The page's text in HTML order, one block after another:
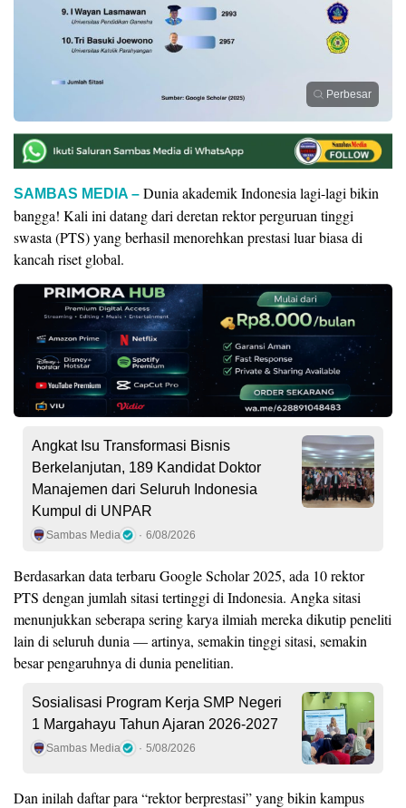
Perbesar
SAMBAS MEDIA – Dunia akademik Indonesia lagi-lagi bikin
bangga! Kali ini datang dari deretan rektor perguruan tinggi
swasta (PTS) yang berhasil menorehkan prestasi luar biasa di
kancah riset global.
Angkat Isu Transformasi Bisnis
Berkelanjutan, 189 Kandidat Doktor
Manajemen dari Seluruh Indonesia
Kumpul di UNPAR
Sambas Media 6/08/2026
Berdasarkan data terbaru Google Scholar 2025, ada 10 rektor
PTS dengan jumlah sitasi tertinggi di Indonesia. Angka sitasi
menunjukkan seberapa sering karya ilmiah mereka dikutip peneliti
lain di seluruh dunia — artinya, semakin tinggi sitasi, semakin
besar pengaruhnya di dunia penelitian.
Sosialisasi Program Kerja SMP Negeri
1 Margahayu Tahun Ajaran 2026-2027
Sambas Media 5/08/2026
Dan inilah daftar para “rektor berprestasi” yang bikin kampus